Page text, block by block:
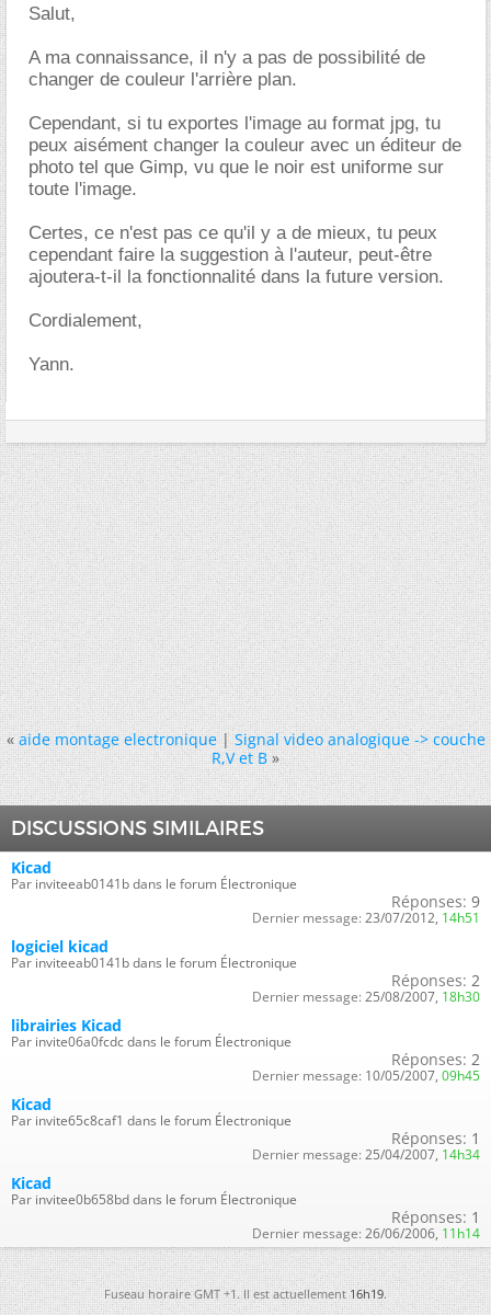
Salut,
A ma connaissance, il n'y a pas de possibilité de
changer de couleur l'arrière plan.
Cependant, si tu exportes l'image au format jpg, tu
peux aisément changer la couleur avec un éditeur de
photo tel que Gimp, vu que le noir est uniforme sur
toute l'image.
Certes, ce n'est pas ce qu'il y a de mieux, tu peux
cependant faire la suggestion à l'auteur, peut-être
ajoutera-t-il la fonctionnalité dans la future version.
Cordialement,
Yann.
« aide montage electronique|Signal video analogique -> couche
R,V et B »
DISCUSSIONS SIMILAIRES
Kicad
Par inviteeab0141b dans le forum Électronique
Réponses: 9
Dernier message: 23/07/2012, 14h51
logiciel kicad
Par inviteeab0141b dans le forum Électronique
Réponses: 2
Dernier message: 25/08/2007, 18h30
librairies Kicad
Par invite06a0fcdc dans le forum Électronique
Réponses: 2
Dernier message: 10/05/2007, 09h45
Kicad
Par invite65c8caf1 dans le forum Électronique
Réponses: 1
Dernier message: 25/04/2007, 14h34
Kicad
Par invitee0b658bd dans le forum Électronique
Réponses: 1
Dernier message: 26/06/2006, 11h14
Fuseau horaire GMT +1. Il est actuellement16h19.